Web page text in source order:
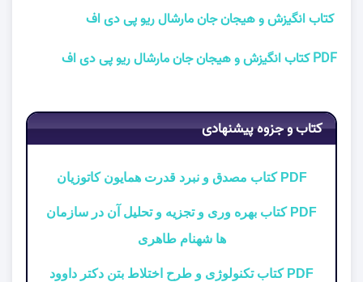
کتاب انگیزش و هیجان جان مارشال ریو پی دی اف
PDF کتاب انگیزش و هیجان جان مارشال ریو پی دی اف
کتاب و جزوه پیشنهادی
PDF کتاب مصدق و نبرد قدرت همایون کاتوزیان
PDF کتاب بهره وری و تجزیه و تحلیل آن در سازمان
ها شهنام طاهری
PDF کتاب تکنولوژی و طرح اختلاط بتن دکتر داوود